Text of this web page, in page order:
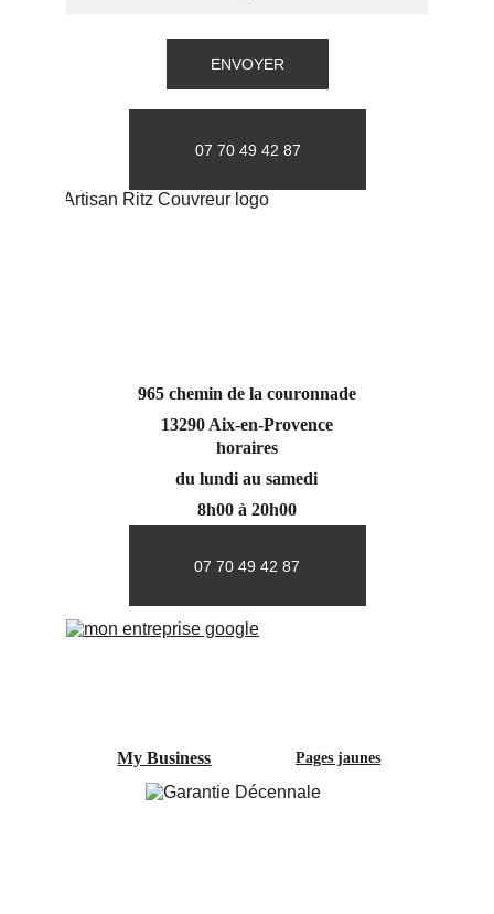
ENVOYER
07 70 49 42 87
07 70 49 42 87
965 chemin de la couronnade
13290 Aix-en-Provence
horaires
du lundi au samedi
8h00 à 20h00
My Business Pages jaunes